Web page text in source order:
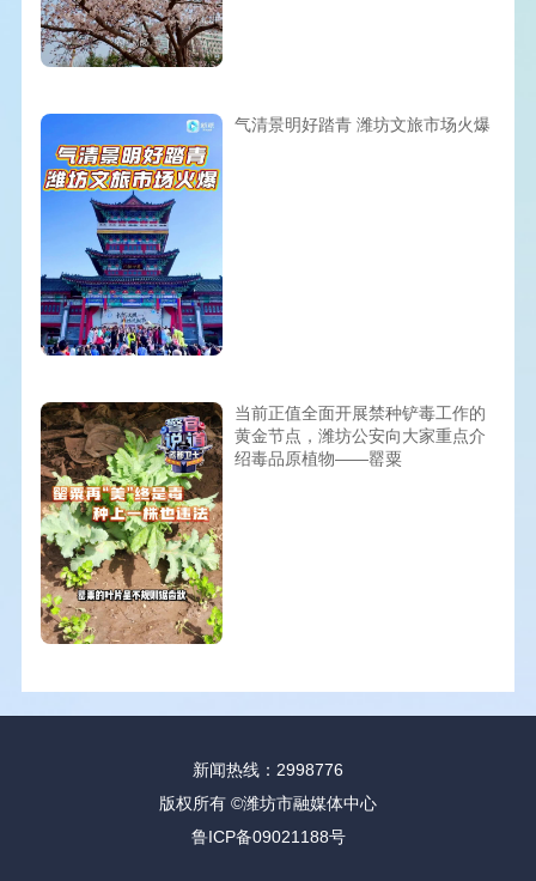
气清景明好踏青 潍坊文旅市场火爆
当前正值全面开展禁种铲毒工作的
黄金节点，潍坊公安向大家重点介
绍毒品原植物——罂粟
新闻热线：2998776
版权所有 ©潍坊市融媒体中心
鲁ICP备09021188号